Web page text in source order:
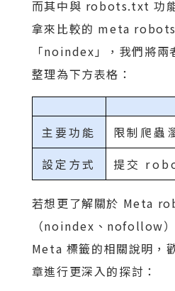
而其中與 robots.txt 功
拿來比較的 meta
「noindex」，我們將兩
整理為下方表格：
主要功能
限制爬蟲
設定方式
提交
若想更了解關於 Meta
（noindex、nofollow
Meta 標籤的相關說明，
章進行更深入的探討：